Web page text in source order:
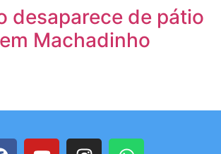
desaparece de pátio
Machadinho